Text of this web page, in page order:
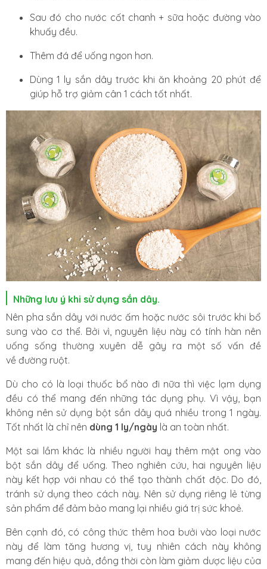
Sau đó cho nước cốt chanh + sữa hoặc đường vào
khuấy đều.
Thêm đá để uống ngon hơn.
Dùng 1 ly sắn dây trước khi ăn khoảng 20 phút để
giúp hỗ trợ giảm cân 1 cách tốt nhất.
Những lưu ý khi sử dụng sắn dây.
Nên pha sắn dây với nước ấm hoặc nước sôi trước khi bổ
sung vào cơ thể. Bởi vì, nguyên liệu này có tính hàn nên
uống sống thường xuyên dễ gây ra một số vấn đề
về đường ruột.
Dù cho có là loại thuốc bổ nào đi nữa thì việc lạm dụng
đều có thể mang đến những tác dụng phụ. Vì vậy, bạn
không nên sử dụng bột sắn dây quá nhiều trong 1 ngày.
Tốt nhất là chỉ nên dùng 1 ly/ngày là an toàn nhất.
Một sai lầm khác là nhiều người hay thêm mật ong vào
bột sắn dây để uống. Theo nghiên cứu, hai nguyên liệu
này kết hợp với nhau có thể tạo thành chất độc. Do đó,
tránh sử dụng theo cách này. Nên sử dụng riêng lẻ từng
sản phẩm để đảm bảo mang lại nhiều giá trị sức khoẻ.
Bên cạnh đó, có công thức thêm hoa bưởi vào loại nước
này để làm tăng hương vị, tuy nhiên cách này không
mang đến hiệu quả, đồng thời còn làm giảm dược liệu của